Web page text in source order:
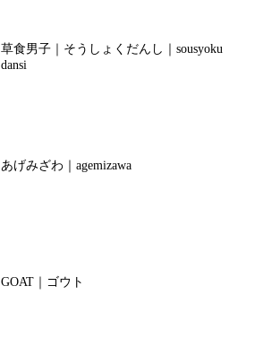
草食男子｜そうしょくだんし｜sousyoku
dansi
あげみざわ｜agemizawa
GOAT｜ゴウト